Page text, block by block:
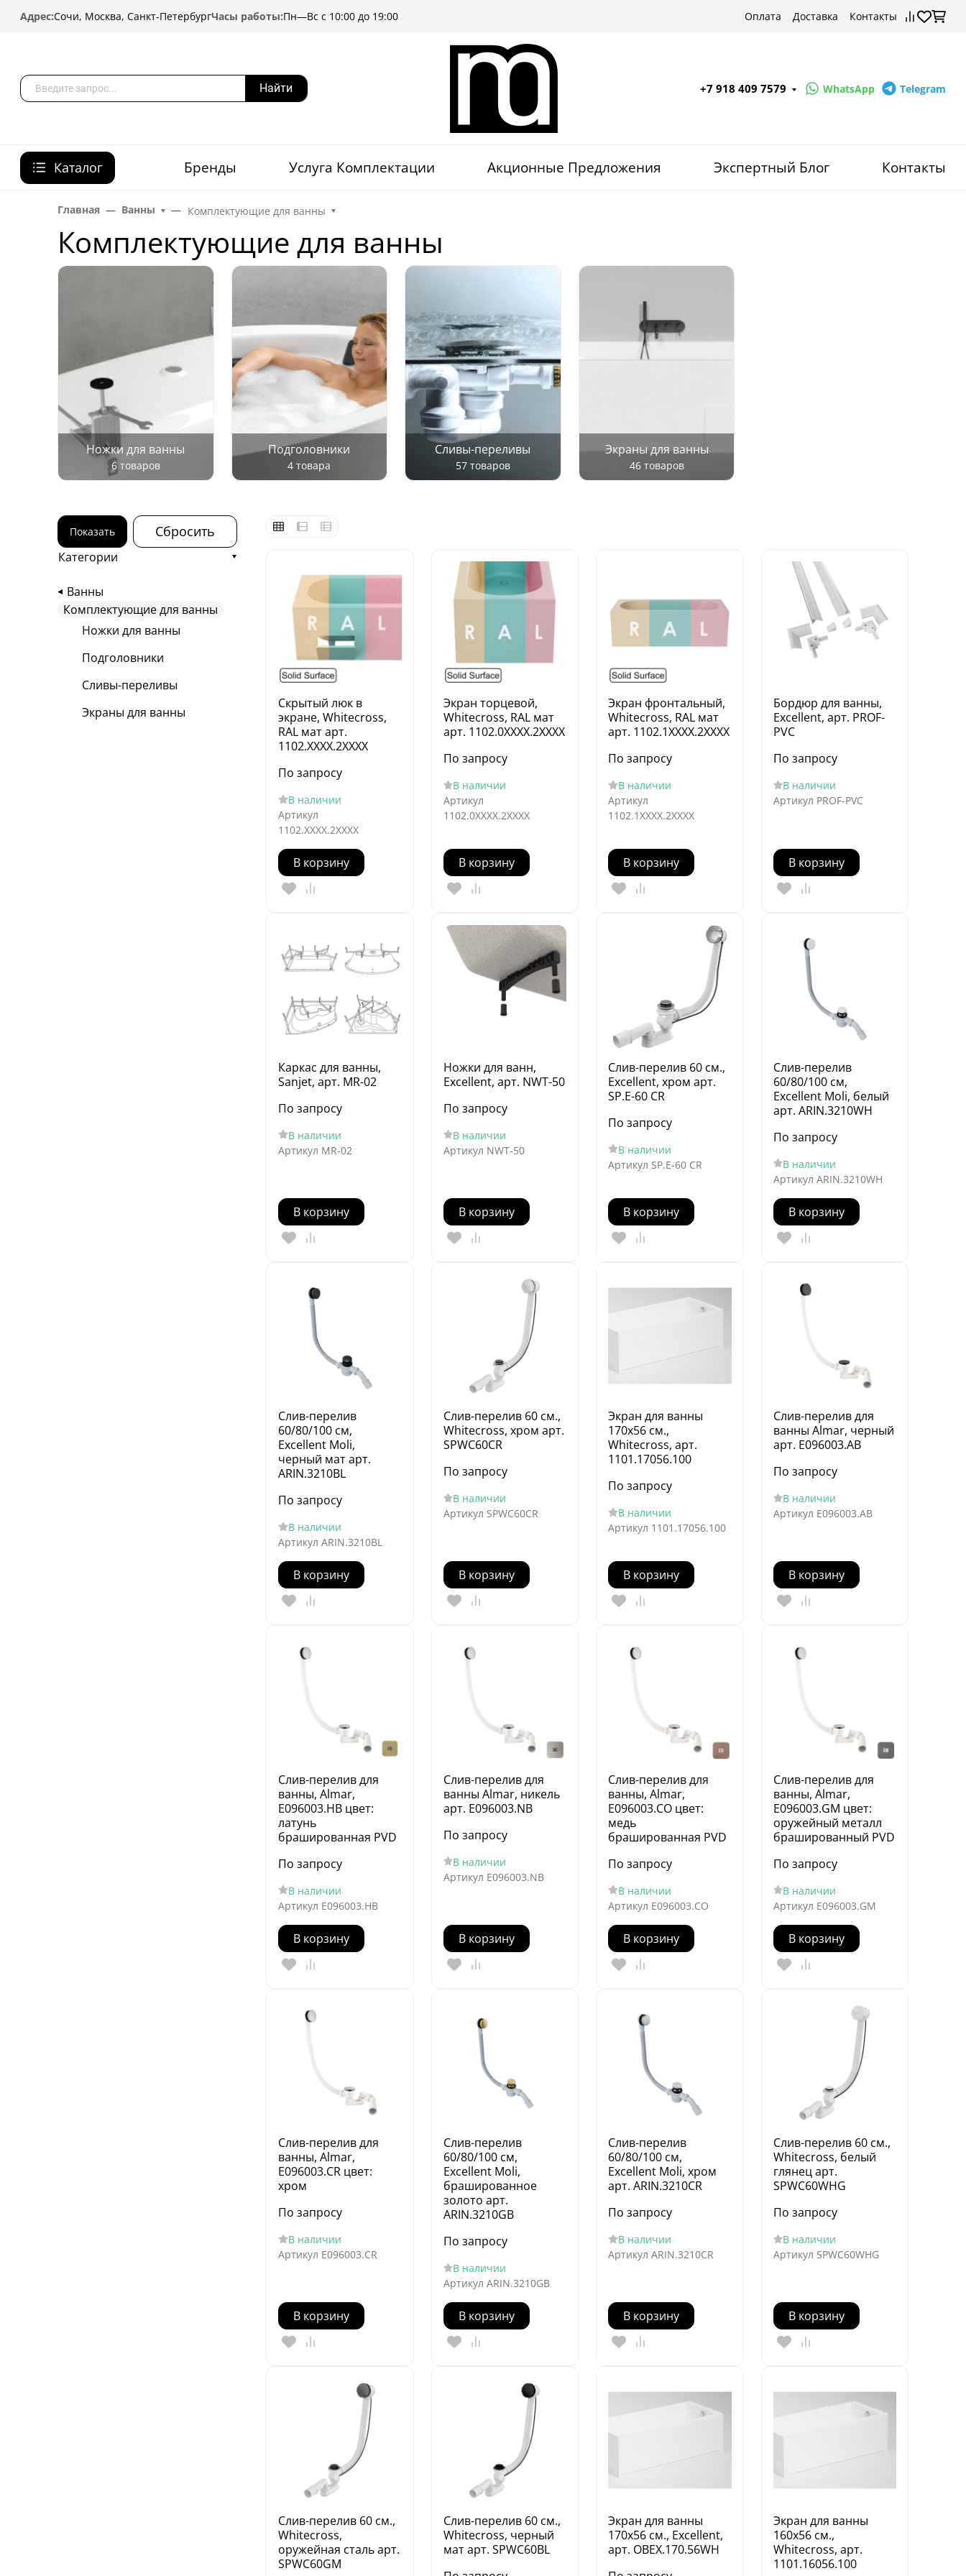
Адрес:Сочи, Москва, Санкт-ПетербургЧасы работы:Пн—Вс с 10:00 до 19:00 Оплата Доставка Контакты
Найти +7 918 409 7579 WhatsApp Telegram
Каталог Бренды Услуга Комплектации Акционные Предложения Экспертный Блог Контакты
Главная Ванны Комплектующие для ванны
Комплектующие для ванны
Ножки для ванны
6 товаров
Подголовники
4 товара
Сливы-переливы
57 товаров
Экраны для ванны
46 товаров
Показать Сбросить
Категории
Ванны
Комплектующие для ванны
Ножки для ванны
Подголовники
Сливы-переливы
Экраны для ванны
Скрытый люк в
экране, Whitecross,
RAL мат арт.
1102.XXXX.2XXXX
По запросу
В наличии
Артикул
1102.XXXX.2XXXX
В корзину
Экран торцевой,
Whitecross, RAL мат
арт. 1102.0XXXX.2XXXX
По запросу
В наличии
Артикул
1102.0XXXX.2XXXX
В корзину
Экран фронтальный,
Whitecross, RAL мат
арт. 1102.1XXXX.2XXXX
По запросу
В наличии
Артикул
1102.1XXXX.2XXXX
В корзину
Бордюр для ванны,
Excellent, арт. PROF-
PVC
По запросу
В наличии
Артикул PROF-PVC
В корзину
Каркас для ванны,
Sanjet, арт. MR-02
По запросу
В наличии
Артикул MR-02
В корзину
Ножки для ванн,
Excellent, арт. NWT-50
По запросу
В наличии
Артикул NWT-50
В корзину
Слив-перелив 60 см.,
Excellent, хром арт.
SP.E-60 CR
По запросу
В наличии
Артикул SP.E-60 CR
В корзину
Слив-перелив
60/80/100 см,
Excellent Moli, белый
арт. ARIN.3210WH
По запросу
В наличии
Артикул ARIN.3210WH
В корзину
Слив-перелив
60/80/100 см,
Excellent Moli,
черный мат арт.
ARIN.3210BL
По запросу
В наличии
Артикул ARIN.3210BL
В корзину
Слив-перелив 60 см.,
Whitecross, хром арт.
SPWC60CR
По запросу
В наличии
Артикул SPWC60CR
В корзину
Экран для ванны
170х56 см.,
Whitecross, арт.
1101.17056.100
По запросу
В наличии
Артикул 1101.17056.100
В корзину
Слив-перелив для
ванны Almar, черный
арт. E096003.AB
По запросу
В наличии
Артикул E096003.AB
В корзину
Слив-перелив для
ванны, Almar,
E096003.HB цвет:
латунь
брашированная PVD
По запросу
В наличии
Артикул E096003.HB
В корзину
Слив-перелив для
ванны Almar, никель
арт. E096003.NB
По запросу
В наличии
Артикул E096003.NB
В корзину
Слив-перелив для
ванны, Almar,
E096003.CO цвет:
медь
брашированная PVD
По запросу
В наличии
Артикул E096003.CO
В корзину
Слив-перелив для
ванны, Almar,
E096003.GM цвет:
оружейный металл
брашированный PVD
По запросу
В наличии
Артикул E096003.GM
В корзину
Слив-перелив для
ванны, Almar,
E096003.CR цвет:
хром
По запросу
В наличии
Артикул E096003.CR
В корзину
Слив-перелив
60/80/100 см,
Excellent Moli,
брашированное
золото арт.
ARIN.3210GB
По запросу
В наличии
Артикул ARIN.3210GB
В корзину
Слив-перелив
60/80/100 см,
Excellent Moli, хром
арт. ARIN.3210CR
По запросу
В наличии
Артикул ARIN.3210CR
В корзину
Слив-перелив 60 см.,
Whitecross, белый
глянец арт.
SPWC60WHG
По запросу
В наличии
Артикул SPWC60WHG
В корзину
Слив-перелив 60 см.,
Whitecross,
оружейная сталь арт.
SPWC60GM
Слив-перелив 60 см.,
Whitecross, черный
мат арт. SPWC60BL
Экран для ванны
170х56 см., Excellent,
арт. OBEX.170.56WH
Экран для ванны
160х56 см.,
Whitecross, арт.
1101.16056.100